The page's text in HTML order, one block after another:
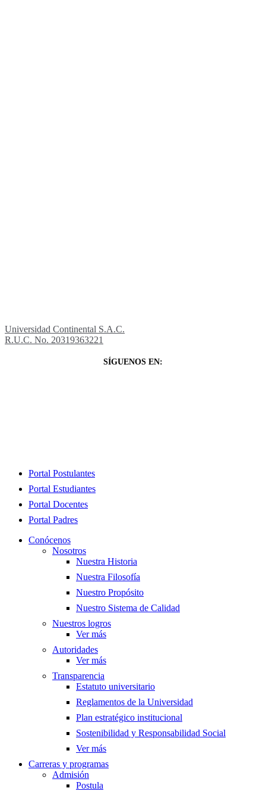
Universidad Continental S.A.C.
R.U.C. No. 20319363221
SÍGUENOS EN:
Close
Portal Postulantes
Portal Estudiantes
Portal Docentes
Portal Padres
Conócenos
Nosotros
Nuestra Historia
Nuestra Filosofía
Nuestro Propósito
Nuestro Sistema de Calidad
Nuestros logros
Ver más
Autoridades
Ver más
Transparencia
Estatuto universitario
Reglamentos de la Universidad
Plan estratégico institucional
Sostenibilidad y Responsabilidad Social
Ver más
Carreras y programas
Admisión
Postula